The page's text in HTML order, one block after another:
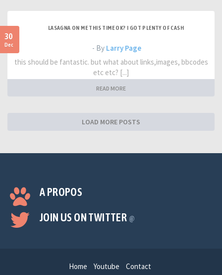
30
Dec
LASAGNA ON ME THIS TIME OK? I GOT PLENTY OF CASH
- By Larry Page
this should be fantastic. but what about links,images, bbcodes
etc etc? [...]
READ MORE
LOAD MORE POSTS
A PROPOS
JOIN US ON TWITTER @
Home Youtube Contact